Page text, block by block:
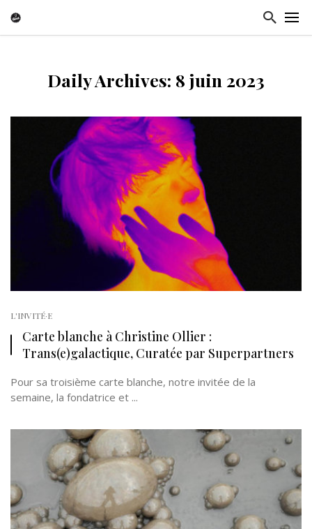
Daily Archives: 8 juin 2023
L'INVITÉ·E
Carte blanche à Christine Ollier :
Trans(e)galactique, Curatée par Superpartners
Pour sa troisième carte blanche, notre invitée de la
semaine, la fondatrice et ...